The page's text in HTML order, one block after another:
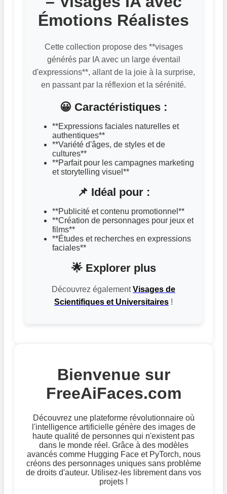
Émotions Réalistes
Cette collection propose des **visages
générés par IA avec un large éventail
d'expressions**, allant de la joie à la surprise,
en passant par la réflexion et la sérénité.
😀 Caractéristiques :
**Expressions faciales naturelles et
authentiques**
**Variété d'âges, de styles et de
cultures**
**Parfait pour les campagnes marketing
et storytelling visuel**
📌 Idéal pour :
**Publicité et contenu promotionnel**
**Création de personnages pour jeux et
films**
**Études et recherches en expressions
faciales**
🌟 Explorer plus
Découvrez égalementVisages de
Scientifiques et Universitaires !
Bienvenue sur
FreeAiFaces.com
Découvrez une plateforme révolutionnaire où
l'intelligence artificielle génère des images de
haute qualité de personnes qui n'existent pas
dans le monde réel. Grâce à des modèles
avancés comme Hugging Face et PyTorch, nous
créons des personnages uniques sans problème
de droits d'auteur. Utilisez-les librement dans vos
projets !